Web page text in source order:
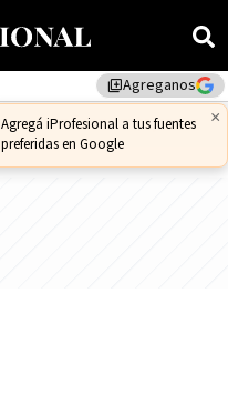
library_addAgreganos
×
Agregá iProfesional a tus fuentes
preferidas en Google
DÓLAR CCL$1,559.41